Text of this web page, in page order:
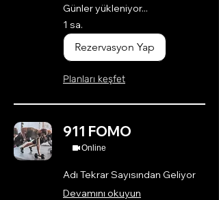
Günler yükleniyor...
1 sa.
Rezervasyon Yap
Planları keşfet
911 FOMO
Online
Adı Tekrar Sayısından Geliyor
Devamını okuyun